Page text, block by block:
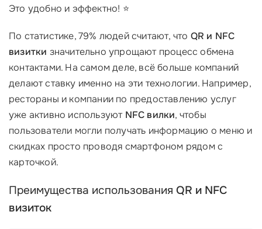
Это удобно и эффектно! ⭐
По статистике, 79% людей считают, что QR и NFC
визитки значительно упрощают процесс обмена
контактами. На самом деле, всё больше компаний
делают ставку именно на эти технологии. Например,
рестораны и компании по предоставлению услуг
уже активно используют NFC вилки, чтобы
пользователи могли получать информацию о меню и
скидках просто проводя смартфоном рядом с
карточкой.
Преимущества использования QR и NFC
визиток